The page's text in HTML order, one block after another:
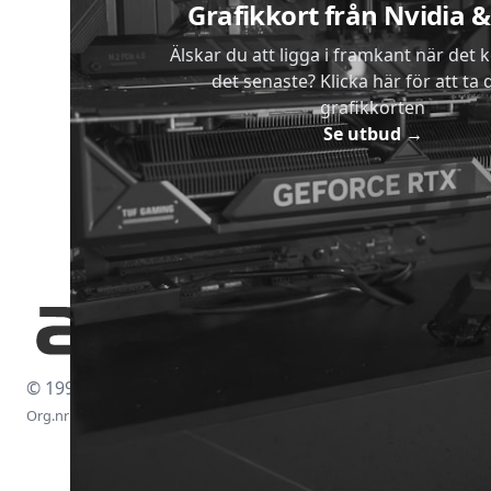
Grafikkort från Nvidia
Älskar du att ligga i framkant när det
det senaste? Klicka här för att ta
grafikkorten
Se utbud→
© 1997-2026
Org.nr: 556438-4260